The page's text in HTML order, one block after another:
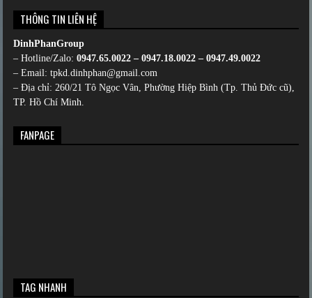
THÔNG TIN LIÊN HỆ
DinhPhanGroup
– Hotline/Zalo:0947.65.0022 – 0947.18.0022 – 0947.49.0022
– Email: tpkd.dinhphan@gmail.com
– Địa chỉ: 260/21 Tô Ngọc Vân, Phường Hiệp Bình (Tp. Thủ Đức cũ),
TP. Hồ Chí Minh.
FANPAGE
TAG NHANH